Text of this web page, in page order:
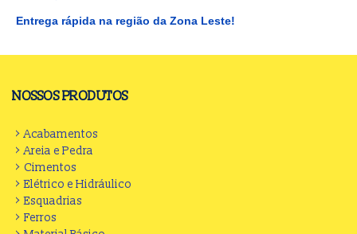
Entrega rápida na região da Zona Leste!
NOSSOS PRODUTOS
Acabamentos
Areia e Pedra
Cimentos
Elétrico e Hidráulico
Esquadrias
Ferros